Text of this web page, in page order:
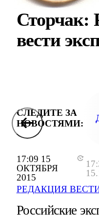
17:09 15
ОКТЯБРЯ
2015
РЕДАКЦИЯ
Сторчак:
вести
СЛЕДИТЕ ЗА
НОВОСТЯМИ:
Российские